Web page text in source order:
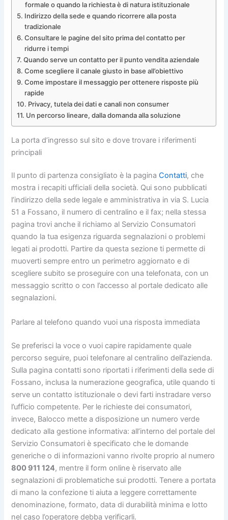
formale o quando la richiesta è di natura istituzionale
Indirizzo della sede e quando ricorrere alla posta
tradizionale
Consultare le pagine del sito prima del contatto per
ridurre i tempi
Quando serve un contatto per il punto vendita aziendale
Come scegliere il canale giusto in base all’obiettivo
Come impostare il messaggio per ottenere risposte più
rapide
Privacy, tutela dei dati e canali non consumer
Un percorso lineare, dalla domanda alla soluzione
La porta d’ingresso sul sito e dove trovare i riferimenti
principali
Il punto di partenza consigliato è la paginaContatti, che
mostra i recapiti ufficiali della società. Qui sono pubblicati
l’indirizzo della sede legale e amministrativa in via S. Lucia
51 a Fossano, il numero di centralino e il fax; nella stessa
pagina trovi anche il richiamo al Servizio Consumatori
quando la tua esigenza riguarda segnalazioni o problemi
legati ai prodotti. Partire da questa sezione ti permette di
muoverti sempre entro un perimetro aggiornato e di
scegliere subito se proseguire con una telefonata, con un
messaggio scritto o con l’accesso al portale dedicato alle
segnalazioni.
Parlare al telefono quando vuoi una risposta immediata
Se preferisci la voce o vuoi capire rapidamente quale
percorso seguire, puoi telefonare al centralino dell’azienda.
Sulla pagina contatti sono riportati i riferimenti della sede di
Fossano, inclusa la numerazione geografica, utile quando ti
serve un contatto istituzionale o devi farti instradare verso
l’ufficio competente. Per le richieste dei consumatori,
invece, Balocco mette a disposizione un numero verde
dedicato alla gestione informativa: all’interno del portale del
Servizio Consumatori è specificato che le domande
generiche o di informazioni vanno rivolte proprio al numero
800 911 124, mentre il form online è riservato alle
segnalazioni di problematiche sui prodotti. Tenere a portata
di mano la confezione ti aiuta a leggere correttamente
denominazione, formato, data di durabilità minima e lotto
nel caso l’operatore debba verificarli.